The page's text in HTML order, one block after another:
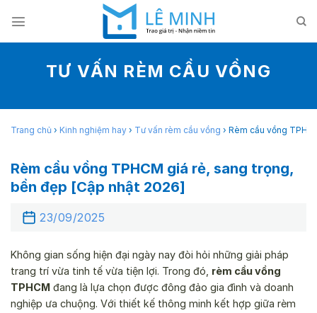
content
TƯ VẤN RÈM CẦU VỒNG
Trang chủ › Kinh nghiệm hay › Tư vấn rèm cầu vồng › Rèm cầu vồng
Rèm cầu vồng TPHCM giá rẻ, sang trọng,
bền đẹp [Cập nhật 2026]
23/09/2025
Không gian sống hiện đại ngày nay đòi hỏi những giải pháp
trang trí vừa tinh tế vừa tiện lợi. Trong đó, rèm cầu vồng
TPHCM đang là lựa chọn được đông đảo gia đình và doanh
nghiệp ưa chuộng. Với thiết kế thông minh kết hợp giữa rèm